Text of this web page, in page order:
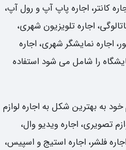
کانتر، اجاره پاپ آپ و رول آپ،
اجاره تلویزیون شهری،
اجاره نمایشگر شهری، اجاره
را شامل می شود استفاده
به بهترین شکل به اجاره لوازم
تصویری، اجاره ویدیو وال،
فلشر، اجاره استیج و اسپیس،